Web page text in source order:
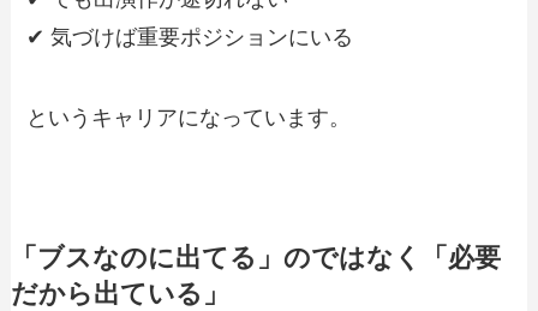
✔ 気づけば重要ポジションにいる
というキャリアになっています。
「ブスなのに出てる」のではなく「必要
だから出ている」